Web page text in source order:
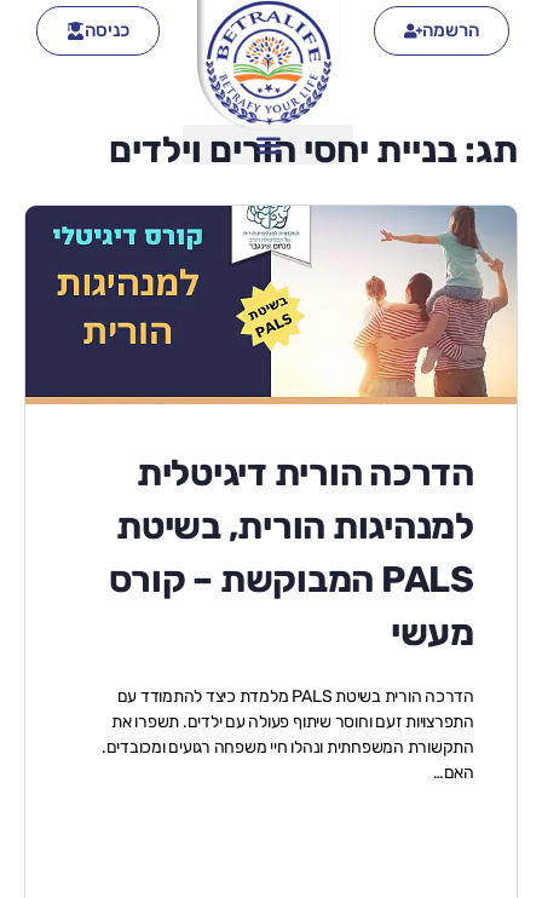
הרשמה כניסה
תג:בניית יחסי הורים וילדים
הדרכה הורית דיגיטלית
למנהיגות הורית, בשיטת
PALS המבוקשת – קורס
מעשי
הדרכה הורית בשיטת PALS מלמדת כיצד להתמודד עם
התפרצויות זעם וחוסר שיתוף פעולה עם ילדים. תשפרו את
התקשורת המשפחתית ונהלו חיי משפחה רגועים ומכובדים.
האם…